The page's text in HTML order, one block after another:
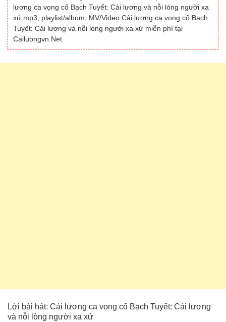
lương ca vọng cổ Bạch Tuyết: Cải lương và nỗi lòng người xa
xứ mp3, playlist/album, MV/Video Cải lương ca vọng cổ Bạch
Tuyết: Cải lương và nỗi lòng người xa xứ miễn phí tại
Cailuongvn.Net
Lời bài hát: Cải lương ca vọng cổ Bạch Tuyết: Cải lương
và nỗi lòng người xa xứ